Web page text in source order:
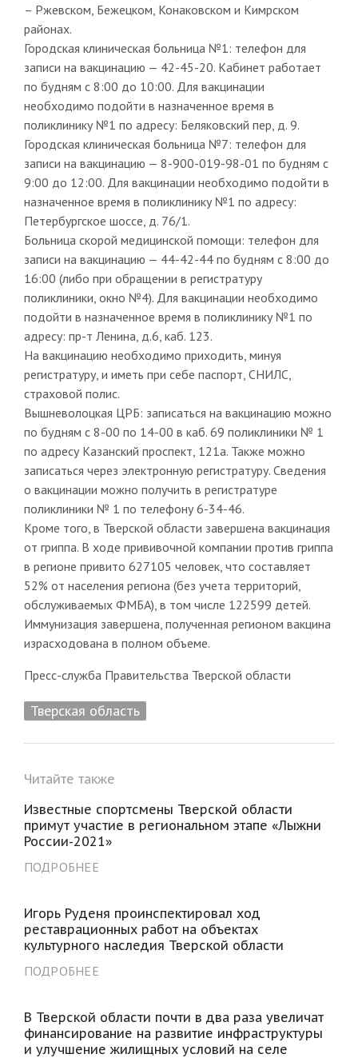
– Ржевском, Бежецком, Конаковском и Кимрском
районах.
Городская клиническая больница №1: телефон для
записи на вакцинацию — 42-45-20. Кабинет работает
по будням с 8:00 до 10:00. Для вакцинации
необходимо подойти в назначенное время в
поликлинику №1 по адресу: Беляковский пер, д. 9.
Городская клиническая больница №7: телефон для
записи на вакцинацию — 8-900-019-98-01 по будням с
9:00 до 12:00. Для вакцинации необходимо подойти в
назначенное время в поликлинику №1 по адресу:
Петербургское шоссе, д. 76/1.
Больница скорой медицинской помощи: телефон для
записи на вакцинацию — 44-42-44 по будням с 8:00 до
16:00 (либо при обращении в регистратуру
поликлиники, окно №4). Для вакцинации необходимо
подойти в назначенное время в поликлинику №1 по
адресу: пр-т Ленина, д.6, каб. 123.
На вакцинацию необходимо приходить, минуя
регистратуру, и иметь при себе паспорт, СНИЛС,
страховой полис.
Вышневолоцкая ЦРБ: записаться на вакцинацию можно
по будням с 8-00 по 14-00 в каб. 69 поликлиники № 1
по адресу Казанский проспект, 121а. Также можно
записаться через электронную регистратуру. Сведения
о вакцинации можно получить в регистратуре
поликлиники № 1 по телефону 6-34-46.
Кроме того, в Тверской области завершена вакцинация
от гриппа. В ходе прививочной компании против гриппа
в регионе привито 627105 человек, что составляет
52% от населения региона (без учета территорий,
обслуживаемых ФМБА), в том числе 122599 детей.
Иммунизация завершена, полученная регионом вакцина
израсходована в полном объеме.
Пресс-служба Правительства Тверской области
Тверская область
Читайте также
Известные спортсмены Тверской области
примут участие в региональном этапе «Лыжни
России-2021»
ПОДРОБНЕЕ
Игорь Руденя проинспектировал ход
реставрационных работ на объектах
культурного наследия Тверской области
ПОДРОБНЕЕ
В Тверской области почти в два раза увеличат
финансирование на развитие инфраструктуры
и улучшение жилищных условий на селе